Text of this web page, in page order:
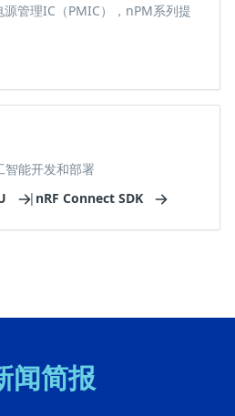
管理IC（PMIC），nPM系列提
智能开发和部署
| nRF Connect SDK
闻简报